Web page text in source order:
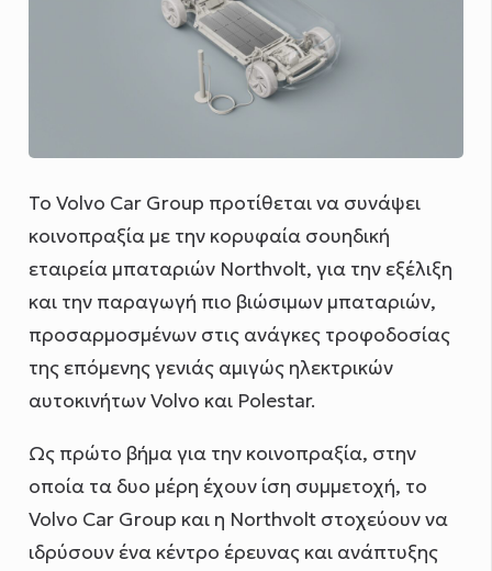
Το Volvo Car Group προτίθεται να συνάψει
κοινοπραξία με την κορυφαία σουηδική
εταιρεία μπαταριών Northvolt, για την εξέλιξη
και την παραγωγή πιο βιώσιμων μπαταριών,
προσαρμοσμένων στις ανάγκες τροφοδοσίας
της επόμενης γενιάς αμιγώς ηλεκτρικών
αυτοκινήτων Volvo και Polestar.
Ως πρώτο βήμα για την κοινοπραξία, στην
οποία τα δυο μέρη έχουν ίση συμμετοχή, το
Volvo Car Group και η Northvolt στοχεύουν να
ιδρύσουν ένα κέντρο έρευνας και ανάπτυξης